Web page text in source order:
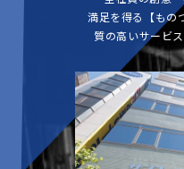
満足を得る【もの
質の高いサービ